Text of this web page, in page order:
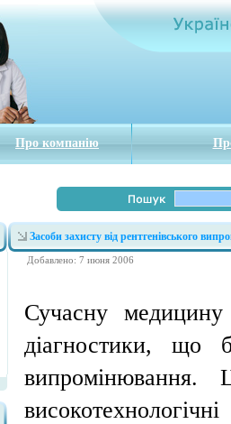
Про компанію
Засоби захисту від рентгенівського
Добавлено: 7 июня 2006
Сучасну
діагностики, що
випромінювання.